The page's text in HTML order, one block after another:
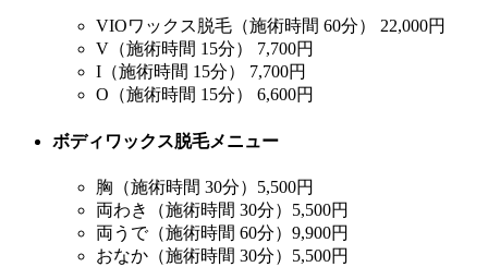
VIOワックス脱毛（施術時間 60分） 22,000円
V（施術時間 15分） 7,700円
I（施術時間 15分） 7,700円
O（施術時間 15分） 6,600円
ボディワックス脱毛メニュー
胸（施術時間 30分） 5,500円
両わき（施術時間 30分） 5,500円
両うで（施術時間 60分） 9,900円
おなか（施術時間 30分） 5,500円